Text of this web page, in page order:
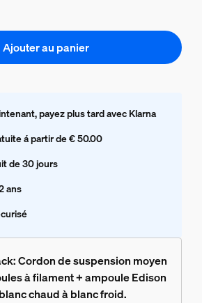
Ajouter au panier
payez plus tard avec Klarna
á partir de € 50.00
de 30 jours
ans
Cordon de suspension moyen
à filament + ampoule Edison
chaud à blanc froid.